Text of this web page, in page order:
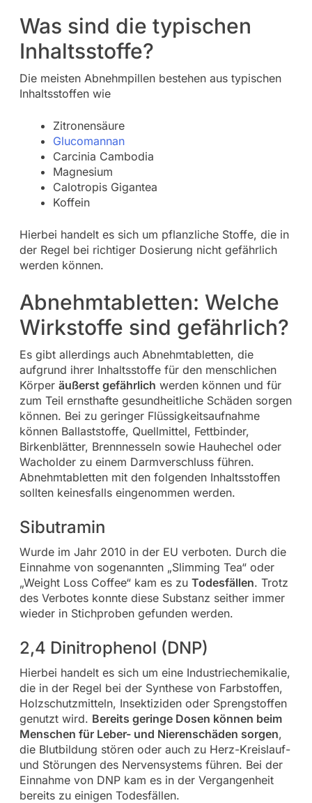
Was sind die typischen
Inhaltsstoffe?
Die meisten Abnehmpillen bestehen aus typischen
Inhaltsstoffen wie
Zitronensäure
Glucomannan
Carcinia Cambodia
Magnesium
Calotropis Gigantea
Koffein
Hierbei handelt es sich um pflanzliche Stoffe, die in
der Regel bei richtiger Dosierung nicht gefährlich
werden können.
Abnehmtabletten: Welche
Wirkstoffe sind gefährlich?
Es gibt allerdings auch Abnehmtabletten, die
aufgrund ihrer Inhaltsstoffe für den menschlichen
Körper äußerst gefährlich werden können und für
zum Teil ernsthafte gesundheitliche Schäden sorgen
können. Bei zu geringer Flüssigkeitsaufnahme
können Ballaststoffe, Quellmittel, Fettbinder,
Birkenblätter, Brennnesseln sowie Hauhechel oder
Wacholder zu einem Darmverschluss führen.
Abnehmtabletten mit den folgenden Inhaltsstoffen
sollten keinesfalls eingenommen werden.
Sibutramin
Wurde im Jahr 2010 in der EU verboten. Durch die
Einnahme von sogenannten „Slimming Tea“ oder
„Weight Loss Coffee“ kam es zu Todesfällen. Trotz
des Verbotes konnte diese Substanz seither immer
wieder in Stichproben gefunden werden.
2,4 Dinitrophenol (DNP)
Hierbei handelt es sich um eine Industriechemikalie,
die in der Regel bei der Synthese von Farbstoffen,
Holzschutzmitteln, Insektiziden oder Sprengstoffen
genutzt wird. Bereits geringe Dosen können beim
Menschen für Leber- und Nierenschäden sorgen,
die Blutbildung stören oder auch zu Herz-Kreislauf-
und Störungen des Nervensystems führen. Bei der
Einnahme von DNP kam es in der Vergangenheit
bereits zu einigen Todesfällen.